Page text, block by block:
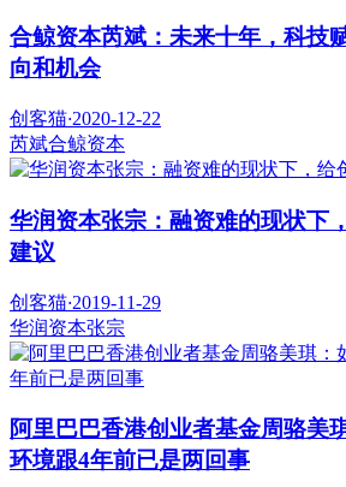
合鲸资本芮斌：未来十年，科技
向和机会
创客猫·2020-12-22
芮斌合鲸资本
华润资本张宗：融资难的现状下
建议
创客猫·2019-11-29
华润资本张宗
阿里巴巴香港创业者基金周骆美
环境跟4年前已是两回事